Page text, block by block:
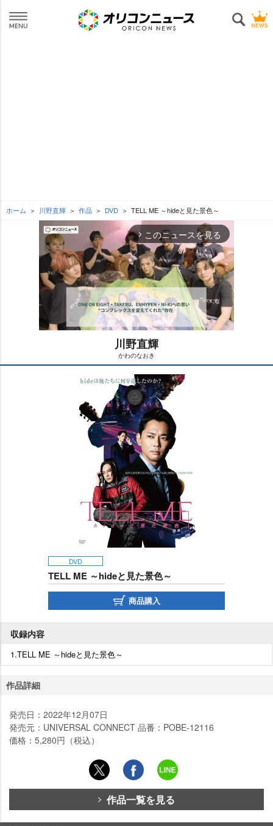
ホーム 川野直輝 作品 DVD TELL ME ～hideと見た景色～
arrow_forward_ios このニュースを見る
M
川野直輝
かわのなおき
DVD
TELL ME ～hideと見た景色～
商品購入
収録内容
1.TELL ME ～hideと見た景色～
作品詳細
発売日：2022年12月07日
発売元：UNIVERSAL CONNECT 品番：POBE-12116
価格：5,280円（税込）
作品一覧を見る